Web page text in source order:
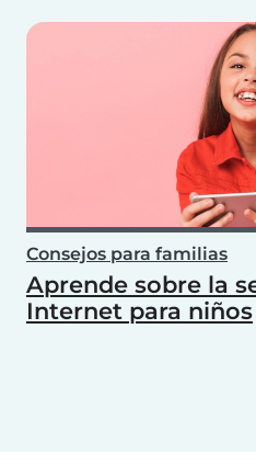
Consejos para familias
Aprende sobre la
Internet para niños